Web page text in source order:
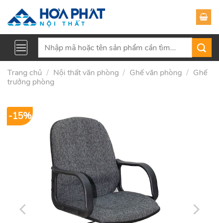
Tìm
Trang chủ / Nội thất văn phòng / Ghế văn phòng / Ghế
trưởng phòng
-15%